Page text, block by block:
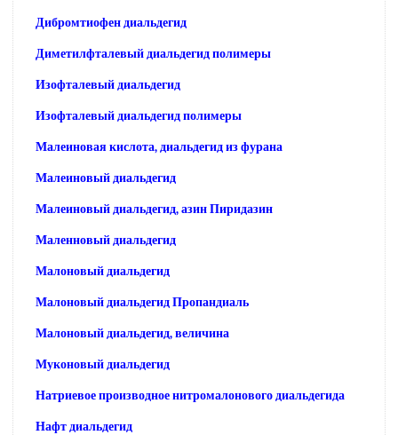
Дибромтиофен диальдегид
Диметилфталевый диальдегид полимеры
Изофталевый диальдегид
Изофталевый диальдегид полимеры
Малеиновая кислота, диальдегид из фурана
Малеиновый диальдегид
Малеиновый диальдегид, азин Пиридазин
Маленновый диальдегид
Малоновый диальдегид
Малоновый диальдегид Пропандиаль
Малоновый диальдегид, величина
Муконовый диальдегид
Натриевое производное нитромалонового диальдегида
Нафт диальдегид